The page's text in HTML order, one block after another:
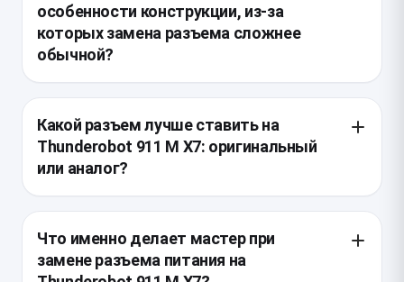
особенности конструкции, из-за
которых замена разъема сложнее
обычной?
ней жгутом, поэтому для доступа нужен почти
полный разбор нижней части. При ремонте важно
не повредить шлейфы, защелки и элементы
охлаждения, которые в Thunderobot 911 M X7
Какой разъем лучше ставить на
Thunderobot 911 M X7: оригинальный
или аналог?
размерам, распиновке и допустимому току, иначе
возможны нагрев и нестабильная зарядка. Если
Что именно делает мастер при
замене разъема питания на